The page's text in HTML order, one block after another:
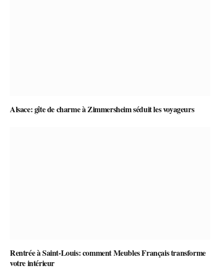
Alsace: gîte de charme à Zimmersheim séduit les voyageurs
Rentrée à Saint-Louis: comment Meubles Français transforme
votre intérieur